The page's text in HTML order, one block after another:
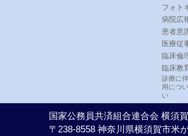
フォト
病院広
患者意
医療従
臨床倫
臨床教
診療に
用につ
い
国家公務員共済組合連合会 横須
〒238-8558 神奈川県横須賀市米